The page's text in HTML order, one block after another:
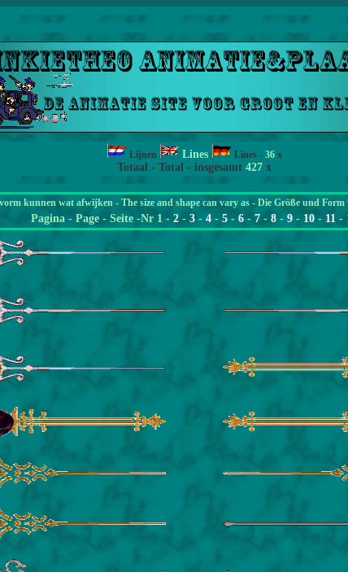
Lijnen Lines Lines - 36 x
Totaal - Total - insgesamt 427 x
kunnen wat afwijken - The size and shape can vary as - Die Größe und
Pagina - Page - Seite -Nr 1 - 2 - 3 - 4 - 5 - 6 - 7 - 8 - 9 - 10 - 11 -